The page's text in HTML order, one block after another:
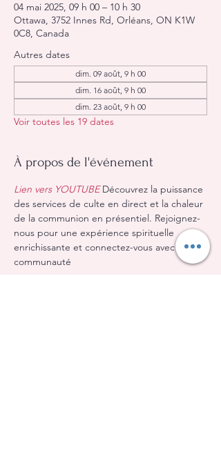
04 mai 2025, 09 h 00 – 10 h 30
Ottawa, 3752 Innes Rd, Orléans, ON K1W
0C8, Canada
Autres dates
dim. 09 août, 9 h 00
dim. 16 août, 9 h 00
dim. 23 août, 9 h 00
Voir toutes les 19 dates
À propos de l'événement
Lien vers YOUTUBE Découvrez la puissance
des services de culte en direct et la chaleur
de la communion en présentiel. Rejoignez-
nous pour une expérience spirituelle
enrichissante et connectez-vous avec notre
communauté